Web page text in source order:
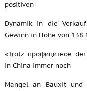
positiven
Dynamik in die
Gewinn in Höhe von 138
«Trotz профицитное
in China immer noch
Mangel an Bauxit und